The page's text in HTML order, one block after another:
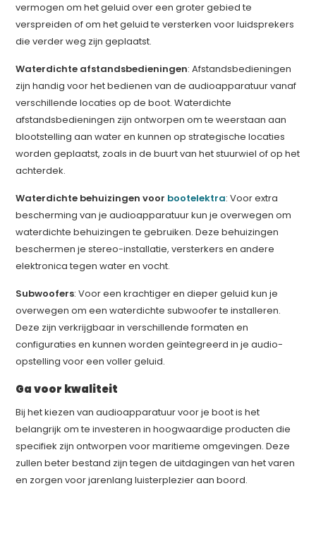
vermogen om het geluid over een groter gebied te
verspreiden of om het geluid te versterken voor luidsprekers
die verder weg zijn geplaatst.
Waterdichte afstandsbedieningen: Afstandsbedieningen
zijn handig voor het bedienen van de audioapparatuur vanaf
verschillende locaties op de boot. Waterdichte
afstandsbedieningen zijn ontworpen om te weerstaan aan
blootstelling aan water en kunnen op strategische locaties
worden geplaatst, zoals in de buurt van het stuurwiel of op het
achterdek.
Waterdichte behuizingen voor bootelektra: Voor extra
bescherming van je audioapparatuur kun je overwegen om
waterdichte behuizingen te gebruiken. Deze behuizingen
beschermen je stereo-installatie, versterkers en andere
elektronica tegen water en vocht.
Subwoofers: Voor een krachtiger en dieper geluid kun je
overwegen om een waterdichte subwoofer te installeren.
Deze zijn verkrijgbaar in verschillende formaten en
configuraties en kunnen worden geïntegreerd in je audio-
opstelling voor een voller geluid.
Ga voor kwaliteit
Bij het kiezen van audioapparatuur voor je boot is het
belangrijk om te investeren in hoogwaardige producten die
specifiek zijn ontworpen voor maritieme omgevingen. Deze
zullen beter bestand zijn tegen de uitdagingen van het varen
en zorgen voor jarenlang luisterplezier aan boord.